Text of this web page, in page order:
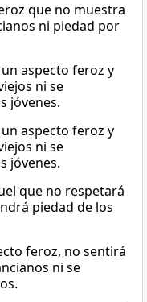
que no muestra
ni piedad por
aspecto feroz y
ni se
jóvenes.
aspecto feroz y
ni se
jóvenes.
que no respetará
piedad de los
feroz, no sentirá
ni se